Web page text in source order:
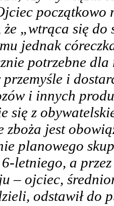
początkowo
że „wtrąca się
jednak
potrzebne
i
i innych
się z
zboża jest
planowego
letniego, a
– ojciec,
odstawił do